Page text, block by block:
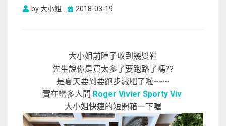
by大小姐
Posted
2018-03-19
大小姐前陣子收到幾雙鞋
先生說你是買太多了要跑路了嗎??
是夏天要到要跑步減肥了啦~~~
實在蠻多人問 Roger Vivier Sporty Viv
大小姐快速的短開箱一下喔